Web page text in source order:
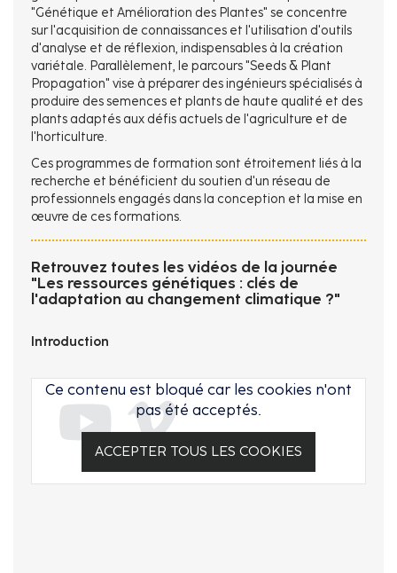
"Génétique et Amélioration des Plantes" se concentre
sur l'acquisition de connaissances et l'utilisation d'outils
d'analyse et de réflexion, indispensables à la création
variétale. Parallèlement, le parcours "Seeds & Plant
Propagation" vise à préparer des ingénieurs spécialisés à
produire des semences et plants de haute qualité et des
plants adaptés aux défis actuels de l'agriculture et de
l'horticulture.
Ces programmes de formation sont étroitement liés à la
recherche et bénéficient du soutien d'un réseau de
professionnels engagés dans la conception et la mise en
œuvre de ces formations.
Retrouvez toutes les vidéos de la journée
"Les ressources génétiques : clés de
l'adaptation au changement climatique ?"
Introduction
Ce contenu est bloqué car les cookies n'ont
pas été acceptés.
ACCEPTER TOUS LES COOKIES